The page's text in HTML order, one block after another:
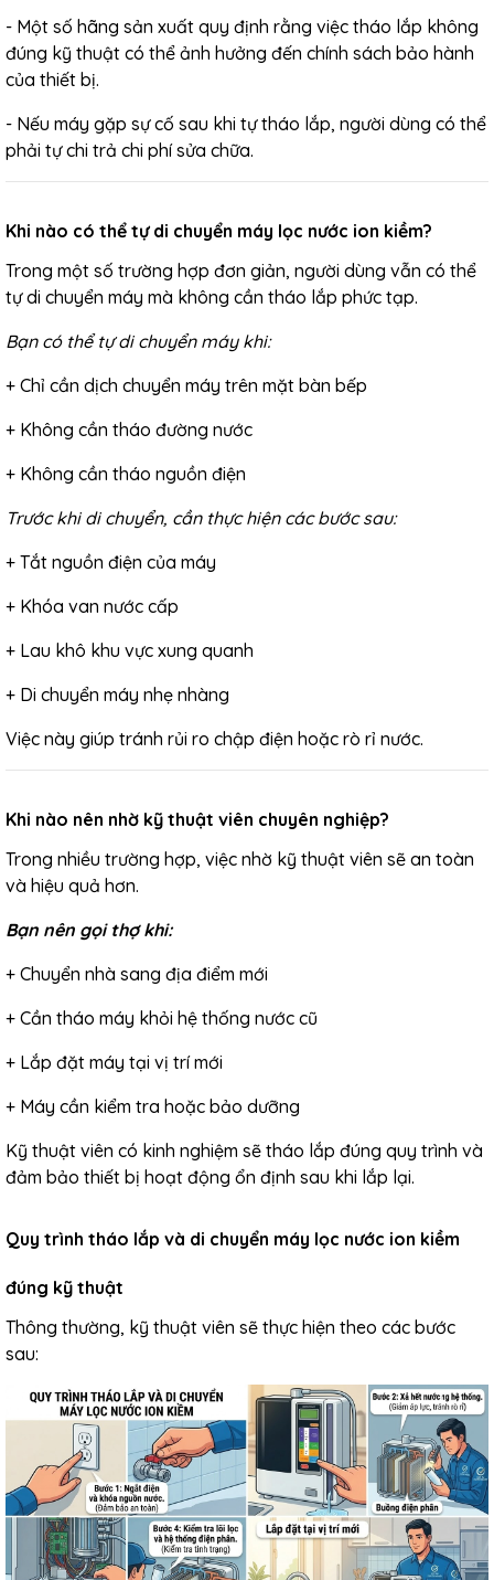
- Một số hãng sản xuất quy định rằng việc tháo lắp không
đúng kỹ thuật có thể ảnh hưởng đến chính sách bảo hành
của thiết bị.
- Nếu máy gặp sự cố sau khi tự tháo lắp, người dùng có thể
phải tự chi trả chi phí sửa chữa.
Khi nào có thể tự di chuyển máy lọc nước ion kiềm?
Trong một số trường hợp đơn giản, người dùng vẫn có thể
tự di chuyển máy mà không cần tháo lắp phức tạp.
Bạn có thể tự di chuyển máy khi:
+ Chỉ cần dịch chuyển máy trên mặt bàn bếp
+ Không cần tháo đường nước
+ Không cần tháo nguồn điện
Trước khi di chuyển, cần thực hiện các bước sau:
+ Tắt nguồn điện của máy
+ Khóa van nước cấp
+ Lau khô khu vực xung quanh
+ Di chuyển máy nhẹ nhàng
Việc này giúp tránh rủi ro chập điện hoặc rò rỉ nước.
Khi nào nên nhờ kỹ thuật viên chuyên nghiệp?
Trong nhiều trường hợp, việc nhờ kỹ thuật viên sẽ an toàn
và hiệu quả hơn.
Bạn nên gọi thợ khi:
+ Chuyển nhà sang địa điểm mới
+ Cần tháo máy khỏi hệ thống nước cũ
+ Lắp đặt máy tại vị trí mới
+ Máy cần kiểm tra hoặc bảo dưỡng
Kỹ thuật viên có kinh nghiệm sẽ tháo lắp đúng quy trình và
đảm bảo thiết bị hoạt động ổn định sau khi lắp lại.
Quy trình tháo lắp và di chuyển máy lọc nước ion kiềm
đúng kỹ thuật
Thông thường, kỹ thuật viên sẽ thực hiện theo các bước
sau: